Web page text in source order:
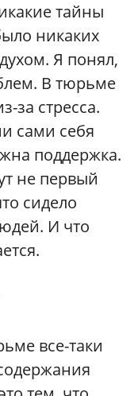
тайны
никаких
Я понял,
В тюрьме
за стресса.
сами себя
поддержка.
не первый
сидело
И что
все-таки